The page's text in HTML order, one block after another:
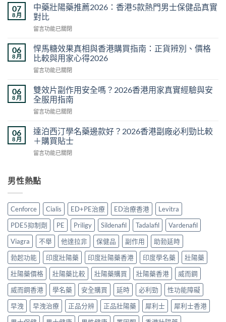
汗
馬
糖
邊
買
正
貨？
2026
港
購
方
與
真
偽
完
整
略〉
中
07
8 月
中藥壯陽藥推薦2026：香港5款熱門男士保健品真實
對比
在
藥
壯
陽
藥
薦
2026：
港
款
熱
男
健
實
對
比〉
中
留言功能已關閉
06
8 月
悍馬糖效果真相與香港購買指南：正貨辨別、價格
比較與用家心得2026
在
馬
糖
效
果
相
與
港
指
貨
辨
別、
價
比
較
與
用
家
心
得
2026〉
中
留言功能已關閉
06
8 月
雙效片副作用安全嗎？2026香港用家真實經驗與安
全服用指南
在
效
片
副
作
全
港
用
家
實
經
驗
與
安
全
服
用
指
留言功能已關閉
06
8 月
達泊西汀學名藥邊款好？2026香港副廠必利勁比較
＋購買貼士
在
西
汀
名
藥
邊
款
好？
2026
香
港
副
廠
必
利
勁
比
留言功能已關閉
男性熱點
Cenforce Cialis ED+PE治療 ED治療香港
Levitra
PDE5抑制劑
PE Priligy Sildenafil Tadalafil
Vardenafil
Viagra
不舉 他達拉非 保健品 副作用
助勃延時
勃起功能
印度壯陽藥 印度壯陽藥香港 印度學名藥
壯陽藥
壯陽藥價格
壯陽藥比較 壯陽藥購買 壯陽藥香港
威而鋼
威而鋼香港
學名藥 安全購買 延時 必利勁
性功能障礙
早洩
早洩治療 正品分辨 正品壯陽藥 犀利士
犀利士香港